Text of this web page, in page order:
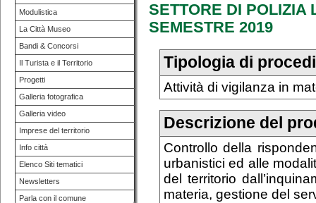
Modulistica
La Città Museo
Bandi & Concorsi
Il Turista e il Territorio
Progetti
Galleria fotografica
Galleria video
Imprese del territorio
Info città
Elenco Siti tematici
Newsletters
Parla con il comune
SETTORE DI POLIZIA
SEMESTRE 2019
Tipologia di
Attività di vigilanza in
Descrizione del
Controllo della
urbanistici ed alle
del territorio
materia, gestione del